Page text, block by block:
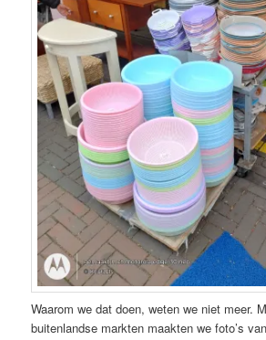
Waarom we dat doen, weten we niet meer.
buitenlandse markten maakten we foto’s